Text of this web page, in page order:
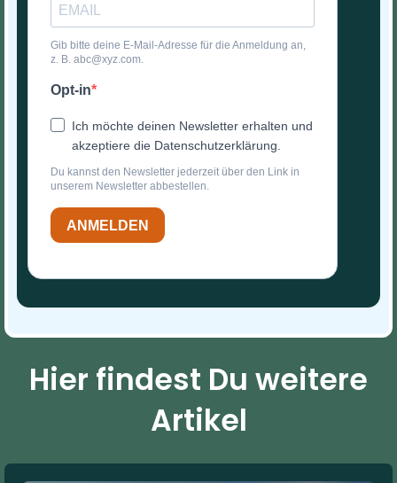
Gib bitte deine E-Mail-Adresse für die Anmeldung an,
z. B. abc@xyz.com.
Opt-in
Ich möchte deinen Newsletter erhalten und
akzeptiere die Datenschutzerklärung.
Du kannst den Newsletter jederzeit über den Link in
unserem Newsletter abbestellen.
ANMELDEN
Hier findest Du weitere
Artikel